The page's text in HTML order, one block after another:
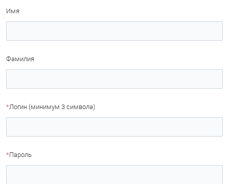
Имя
Фамилия
*Логин (минимум 3 символа)
*Пароль